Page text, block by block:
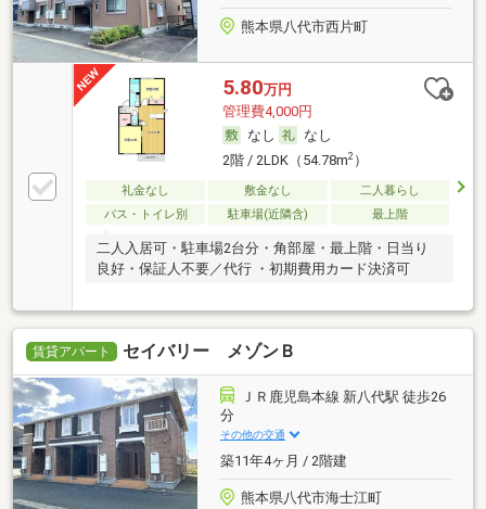
熊本県八代市西片町
5.80万円
管理費4,000円
なし
なし
2階 / 2LDK（54.78m2）
礼金なし 敷金なし
二人暮らし
バス・トイレ別
駐車場(近隣含) 最上階
二人入居可・駐車場2台分・角部屋・最上階・日当り
良好・保証人不要／代行 ・初期費用カード決済可
賃貸アパート セイバリー メゾンＢ
ＪＲ鹿児島本線 新八代駅 徒歩26
分
その他の交通
築11年4ヶ月 / 2階建
熊本県八代市海士江町